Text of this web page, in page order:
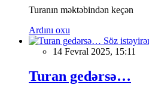
Turanın məktəbindən keçən
Ardını oxu
Söz
14 Fevral 2025, 15:11
Turan gedərsə…